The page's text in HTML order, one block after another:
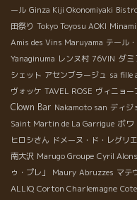
ール Ginza Kiji Okonomiyaki
田祭り Tokyo Toyosu AOKI
Amis des Vins Maruyama テール
Yanaginuma レンヌ村 76VIN ダ
シェット アセンブラージュ sa fille
ヴォッケ TAVEL ROSE ヴィニョー
Clown Bar Nakamoto san ディジ
Saint Martin de La Garrigue ボワ
ヒロシさん ドメーヌ・ド・レグリ
南大沢 Marugo Groupe Cyril
ゥ・プレ」
Maury Abruzzes マテ
ALLIQ Corton Charlemagne